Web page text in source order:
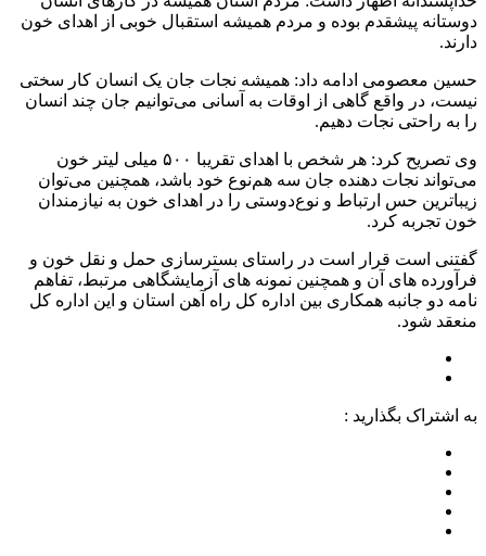
دوستانه پیشقدم بوده و مردم همیشه استقبال خوبی از اهدای خون
دارند.
حسین معصومی ادامه داد: همیشه نجات جان یک انسان کار سختی
نیست، در واقع گاهی از اوقات به آسانی می‌توانیم جان چند انسان
را به راحتی نجات دهیم.
وی تصریح کرد: هر شخص با اهدای تقریبا ۵۰۰ میلی لیتر خون
می‌تواند نجات دهنده جان سه هم‌نوع خود باشد، همچنین می‌توان
زیباترین حس ارتباط و نوع‌دوستی را در اهدای خون به نیازمندان
خون تجربه کرد.
گفتنی است قرار است در راستای بسترسازی حمل و نقل خون و
فرآورده های آن و همچنین نمونه های آزمایشگاهی مرتبط، تفاهم
نامه دو جانبه همکاری بین اداره کل راه آهن استان و این اداره کل
منعقد شود.
به اشتراک بگذارید :